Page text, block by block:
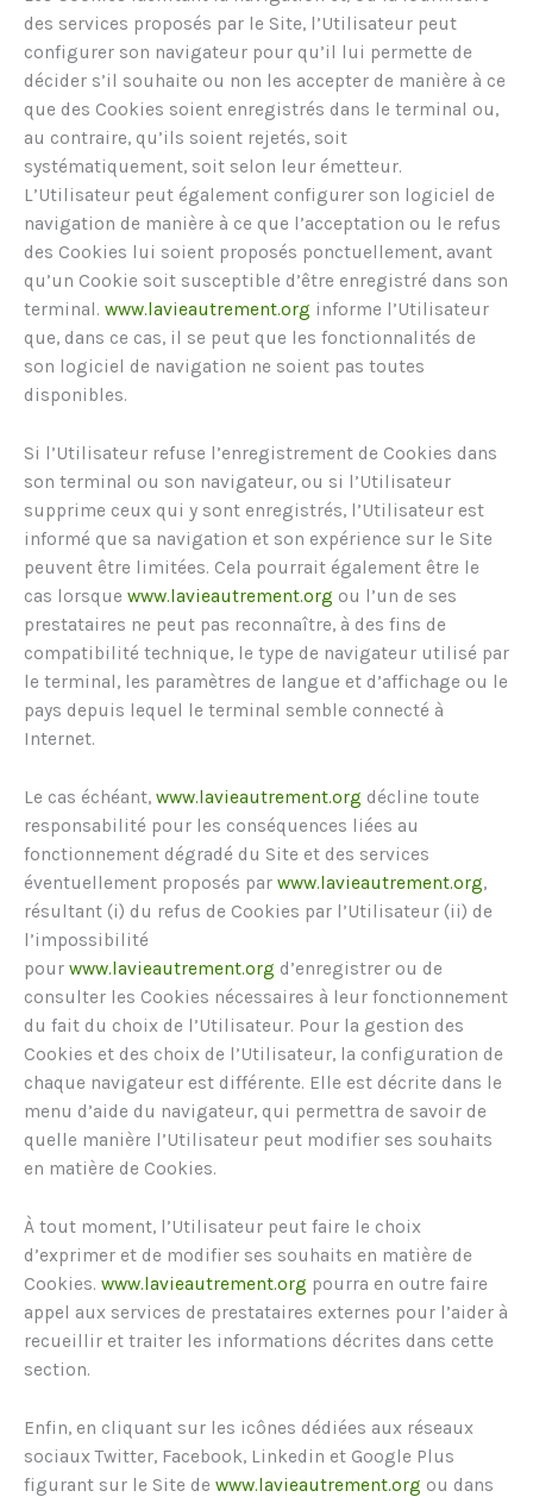
des services proposés par le Site, l’Utilisateur peut
configurer son navigateur pour qu’il lui permette de
décider s’il souhaite ou non les accepter de manière à ce
que des Cookies soient enregistrés dans le terminal ou,
au contraire, qu’ils soient rejetés, soit
systématiquement, soit selon leur émetteur.
L’Utilisateur peut également configurer son logiciel de
navigation de manière à ce que l’acceptation ou le refus
des Cookies lui soient proposés ponctuellement, avant
qu’un Cookie soit susceptible d’être enregistré dans son
terminal. www.lavieautrement.org informe l’Utilisateur
que, dans ce cas, il se peut que les fonctionnalités de
son logiciel de navigation ne soient pas toutes
disponibles.
Si l’Utilisateur refuse l’enregistrement de Cookies dans
son terminal ou son navigateur, ou si l’Utilisateur
supprime ceux qui y sont enregistrés, l’Utilisateur est
informé que sa navigation et son expérience sur le Site
peuvent être limitées. Cela pourrait également être le
cas lorsque www.lavieautrement.org ou l’un de ses
prestataires ne peut pas reconnaître, à des fins de
compatibilité technique, le type de navigateur utilisé par
le terminal, les paramètres de langue et d’affichage ou le
pays depuis lequel le terminal semble connecté à
Internet.
Le cas échéant, www.lavieautrement.org décline toute
responsabilité pour les conséquences liées au
fonctionnement dégradé du Site et des services
éventuellement proposés par www.lavieautrement.org,
résultant (i) du refus de Cookies par l’Utilisateur (ii) de
l’impossibilité
pour www.lavieautrement.org d’enregistrer ou de
consulter les Cookies nécessaires à leur fonctionnement
du fait du choix de l’Utilisateur. Pour la gestion des
Cookies et des choix de l’Utilisateur, la configuration de
chaque navigateur est différente. Elle est décrite dans le
menu d’aide du navigateur, qui permettra de savoir de
quelle manière l’Utilisateur peut modifier ses souhaits
en matière de Cookies.
À tout moment, l’Utilisateur peut faire le choix
d’exprimer et de modifier ses souhaits en matière de
Cookies. www.lavieautrement.org pourra en outre faire
appel aux services de prestataires externes pour l’aider à
recueillir et traiter les informations décrites dans cette
section.
Enfin, en cliquant sur les icônes dédiées aux réseaux
sociaux Twitter, Facebook, Linkedin et Google Plus
figurant sur le Site de www.lavieautrement.org ou dans